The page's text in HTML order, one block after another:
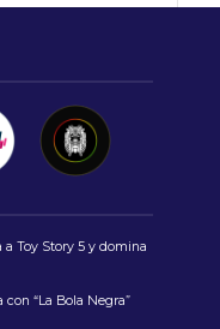
Toy Story 5 y domina
“La Bola Negra”